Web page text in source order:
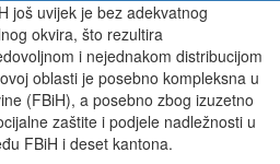
još uvijek je bez adekvatnog
okvira, što rezultira
i nejednakom distribucijom
oblasti je posebno kompleksna u
(FBiH), a posebno zbog izuzetno
zaštite i podjele nadležnosti u
FBiH i deset kantona.